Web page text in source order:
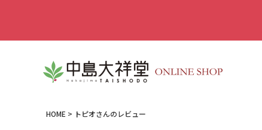
HOME トピオさんのレビュー